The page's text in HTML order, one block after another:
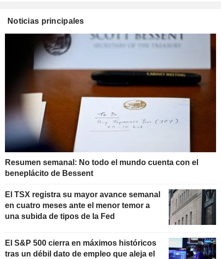
Noticias principales
Resumen semanal: No todo el mundo cuenta con el
beneplácito de Bessent
El TSX registra su mayor avance semanal
en cuatro meses ante el menor temor a
una subida de tipos de la Fed
El S&P 500 cierra en máximos históricos
tras un débil dato de empleo que aleja el